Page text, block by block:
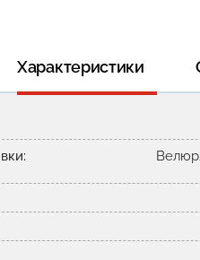
Характеристики